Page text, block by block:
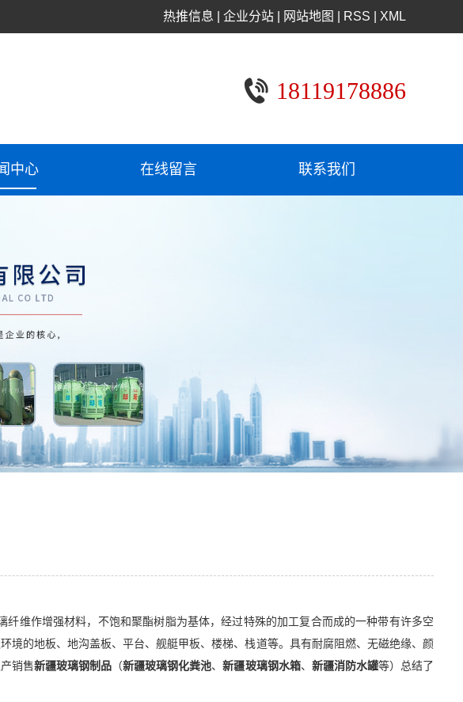
热推信息 企业分站 网站地图 RSS XML
18119178886
中心 在线留言 联系我们
纤维作增强材料，不饱和聚酯树脂为基体，经过特殊的加工复合而成的一种带有许多空
境的地板、地沟盖板、平台、舰艇甲板、楼梯、栈道等。具有耐腐阻燃、无磁绝缘、颜
销售新疆玻璃钢制品 （新疆玻璃钢化粪池、新疆玻璃钢水箱、 新疆消防水罐等）总结了